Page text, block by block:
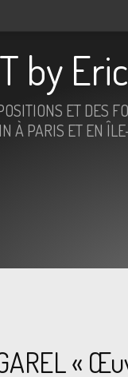
by
ET DES
À PARIS ET EN
«